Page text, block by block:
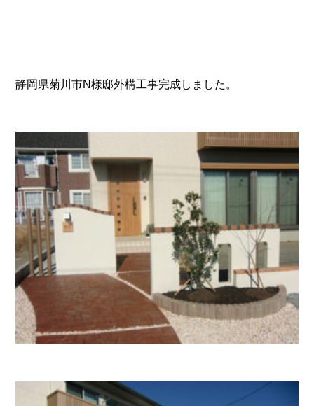
静岡県菊川市N様邸外構工事完成しました。